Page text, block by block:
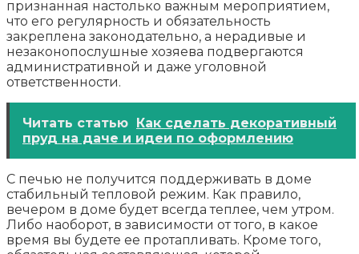
признанная настолько важным мероприятием,
что его регулярность и обязательность
закреплена законодательно, а нерадивые и
незаконопослушные хозяева подвергаются
административной и даже уголовной
ответственности.
Читать статью Как сделать декоративный
пруд на даче и идеи по оформлению
С печью не получится поддерживать в доме
стабильный тепловой режим. Как правило,
вечером в доме будет всегда теплее, чем утром.
Либо наоборот, в зависимости от того, в какое
время вы будете ее протапливать. Кроме того,